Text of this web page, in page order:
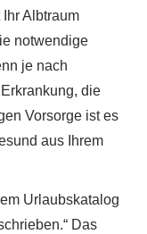
Albtraum
notwendige
je nach
die
Vorsorge ist es
aus Ihrem
Urlaubskatalog
Das